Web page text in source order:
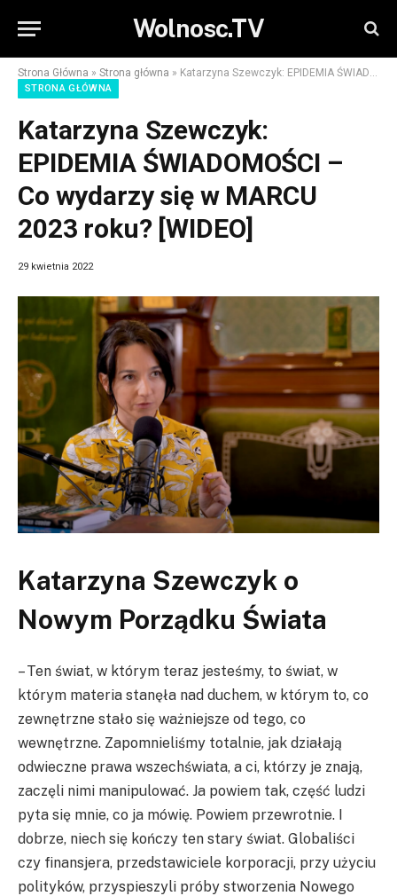
Wolnosc.TV
Strona Główna » Strona główna » Katarzyna Szewczyk: EPIDEMIA ŚWIADOMOŚCI – Co wydarzy się w MARCU 2023 roku? [WIDEO]
STRONA GŁÓWNA
Katarzyna Szewczyk:
EPIDEMIA ŚWIADOMOŚCI –
Co wydarzy się w MARCU
2023 roku? [WIDEO]
29 kwietnia 2022
Katarzyna Szewczyk o
Nowym Porządku Świata
– Ten świat, w którym teraz jesteśmy, to świat, w
którym materia stanęła nad duchem, w którym to, co
zewnętrzne stało się ważniejsze od tego, co
wewnętrzne. Zapomnieliśmy totalnie, jak działają
odwieczne prawa wszechświata, a ci, którzy je znają,
zaczęli nimi manipulować. Ja powiem tak, część ludzi
pyta się mnie, co ja mówię. Powiem przewrotnie. I
dobrze, niech się kończy ten stary świat. Globaliści
czy finansjera, przedstawiciele korporacji, przy użyciu
polityków, przyspieszyli próby stworzenia Nowego